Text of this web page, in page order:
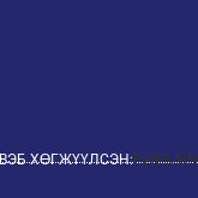
ВЭБ ХӨГЖҮҮЛСЭН:EWEB.MN